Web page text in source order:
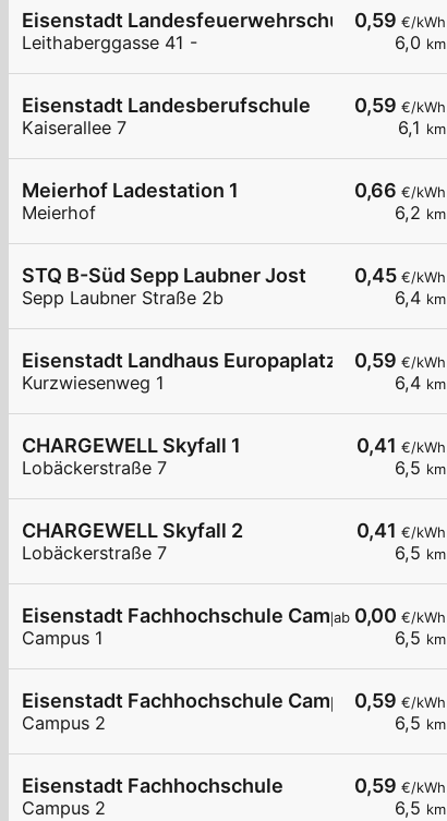
0,59 €/kWh
6,0 km
Eisenstadt Landesfeuerwehrschule
Leithaberggasse 41 -
0,59 €/kWh
6,1 km
Eisenstadt Landesberufschule
Kaiserallee 7
0,66 €/kWh
6,2 km
Meierhof Ladestation 1
Meierhof
0,45€/kWh
6,4 km
STQ B-Süd Sepp Laubner Jost
Sepp Laubner Straße 2b
0,59 €/kWh
6,4 km
Eisenstadt Landhaus Europaplatz Parkplatz
Kurzwiesenweg 1
0,41 €/kWh
6,5 km
CHARGEWELL Skyfall 1
Lobäckerstraße 7
0,41 €/kWh
6,5 km
CHARGEWELL Skyfall 2
Lobäckerstraße 7
ab 0,00 €/kWh
6,5 km
Eisenstadt Fachhochschule Campus 1
Campus 1
0,59 €/kWh
6,5 km
Eisenstadt Fachhochschule Campus2
Campus 2
0,59 €/kWh
6,5 km
Eisenstadt Fachhochschule
Campus 2